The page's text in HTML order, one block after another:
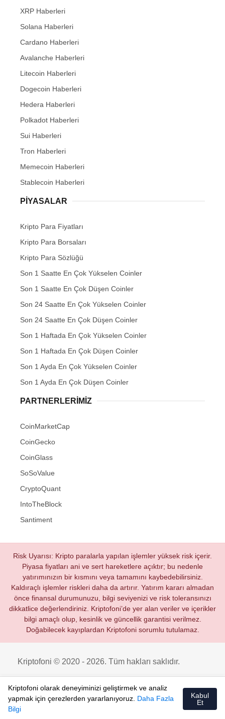
XRP Haberleri
Solana Haberleri
Cardano Haberleri
Avalanche Haberleri
Litecoin Haberleri
Dogecoin Haberleri
Hedera Haberleri
Polkadot Haberleri
Sui Haberleri
Tron Haberleri
Memecoin Haberleri
Stablecoin Haberleri
PIYASALAR
Kripto Para Fiyatları
Kripto Para Borsaları
Kripto Para Sözlüğü
Son 1 Saatte En Çok Yükselen Coinler
Son 1 Saatte En Çok Düşen Coinler
Son 24 Saatte En Çok Yükselen Coinler
Son 24 Saatte En Çok Düşen Coinler
Son 1 Haftada En Çok Yükselen Coinler
Son 1 Haftada En Çok Düşen Coinler
Son 1 Ayda En Çok Yükselen Coinler
Son 1 Ayda En Çok Düşen Coinler
PARTNERLERIMIZ
CoinMarketCap
CoinGecko
CoinGlass
SoSoValue
CryptoQuant
IntoTheBlock
Santiment
Risk Uyarısı: Kripto paralarla yapılan işlemler yüksek risk içerir.
Piyasa fiyatları ani ve sert hareketlere açıktır; bu nedenle
yatırımınızın bir kısmını veya tamamını kaybedebilirsiniz.
Kaldıraçlı işlemler riskleri daha da artırır. Yatırım kararı almadan
önce finansal durumunuzu, bilgi seviyenizi ve risk toleransınızı
dikkatlice değerlendiriniz. Kriptofoni’de yer alan veriler ve içerikler
bilgi amaçlı olup, kesinlik ve güncellik garantisi verilmez.
Doğabilecek kayıplardan Kriptofoni sorumlu tutulamaz.
Kriptofoni © 2020 - 2026. Tüm hakları saklıdır.
Kriptofoni olarak deneyiminizi geliştirmek ve analiz
yapmak için çerezlerden yararlanıyoruz. Daha Fazla
Bilgi
Kabul
Et